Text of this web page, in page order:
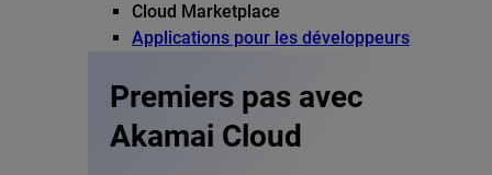
Cloud Marketplace
Applications pour les développeurs
Premiers pas avec
Akamai Cloud